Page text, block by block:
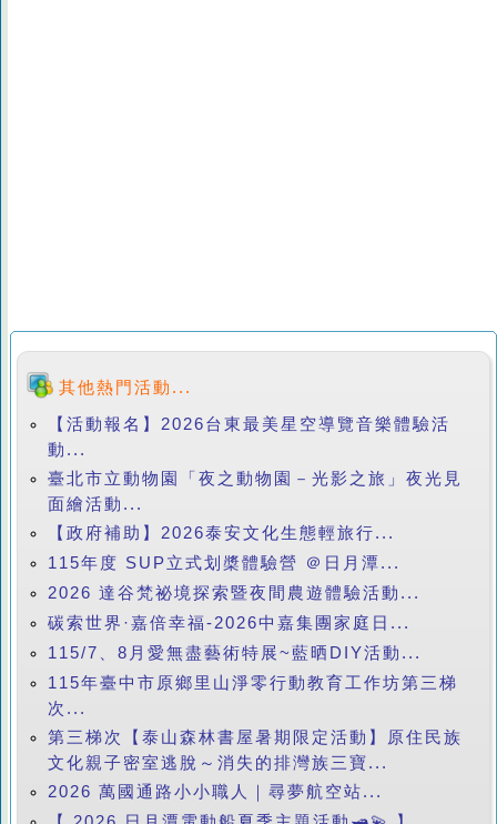
其他熱門活動...
【活動報名】2026台東最美星空導覽音樂體驗活
動...
臺北市立動物園「夜之動物園－光影之旅」夜光見
面繪活動...
【政府補助】2026泰安文化生態輕旅行...
115年度 SUP立式划槳體驗營 ＠日月潭...
2026 達谷梵祕境探索暨夜間農遊體驗活動...
碳索世界·嘉倍幸福-2026中嘉集團家庭日...
115/7、8月愛無盡藝術特展~藍晒DIY活動...
115年臺中市原鄉里山淨零行動教育工作坊第三梯
次...
第三梯次【泰山森林書屋暑期限定活動】原住民族
文化親子密室逃脫～消失的排灣族三寶...
2026 萬國通路小小職人｜尋夢航空站...